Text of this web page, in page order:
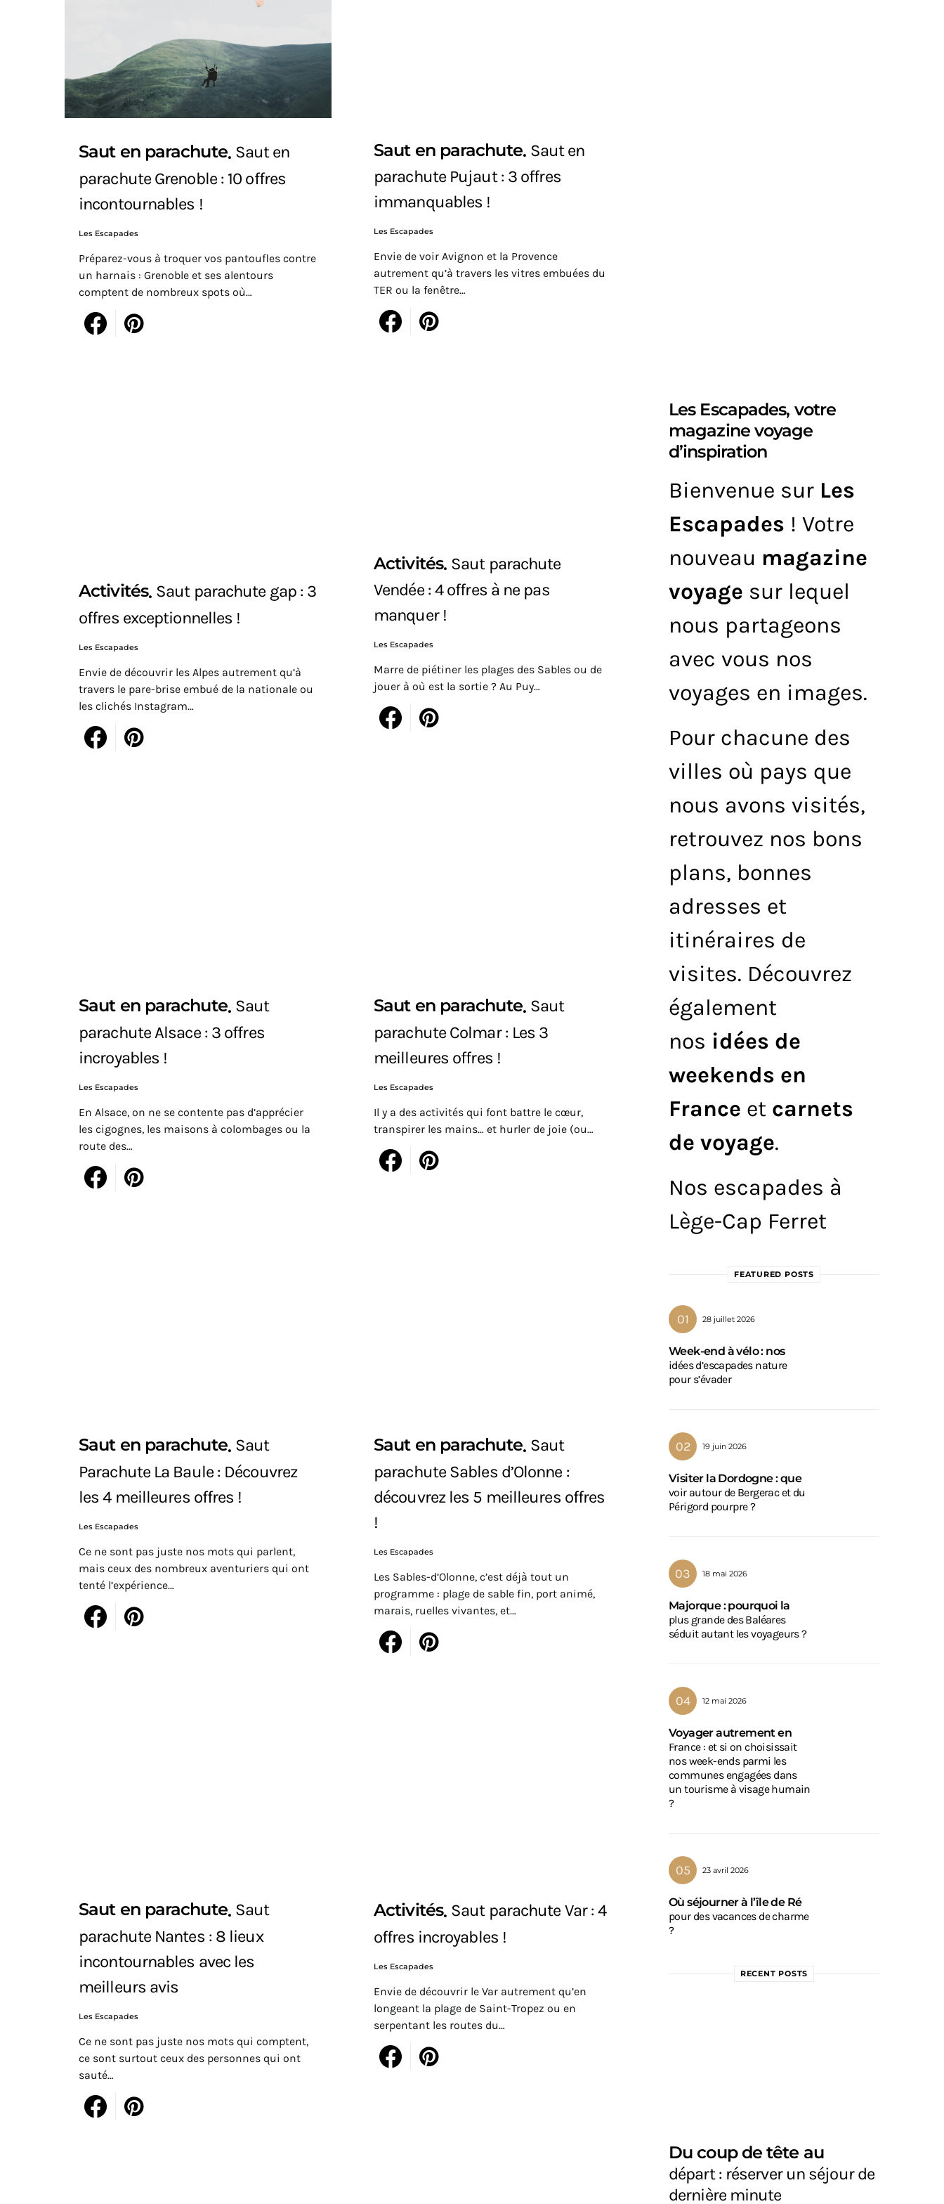
Saut en parachute Saut en
parachute Grenoble : 10 offres
incontournables !
Les Escapades
Préparez-vous à troquer vos pantoufles contre
un harnais : Grenoble et ses alentours
comptent de nombreux spots où…
Saut en parachute Saut en
parachute Pujaut : 3 offres
immanquables !
Les Escapades
Envie de voir Avignon et la Provence
autrement qu’à travers les vitres embuées du
TER ou la fenêtre…
Activités Saut parachute gap : 3
offres exceptionnelles !
Les Escapades
Envie de découvrir les Alpes autrement qu’à
travers le pare-brise embué de la nationale ou
les clichés Instagram…
Activités Saut parachute
Vendée : 4 offres à ne pas
manquer !
Les Escapades
Marre de piétiner les plages des Sables ou de
jouer à où est la sortie ? Au Puy…
Saut en parachute Saut
parachute Alsace : 3 offres
incroyables !
Les Escapades
En Alsace, on ne se contente pas d’apprécier
les cigognes, les maisons à colombages ou la
route des…
Saut en parachute Saut
parachute Colmar : Les 3
meilleures offres !
Les Escapades
Il y a des activités qui font battre le cœur,
transpirer les mains… et hurler de joie (ou…
Saut en parachute Saut
Parachute La Baule : Découvrez
les 4 meilleures offres !
Les Escapades
Ce ne sont pas juste nos mots qui parlent,
mais ceux des nombreux aventuriers qui ont
tenté l’expérience…
Saut en parachute Saut
parachute Sables d’Olonne :
découvrez les 5 meilleures offres
!
Les Escapades
Les Sables-d’Olonne, c’est déjà tout un
programme : plage de sable fin, port animé,
marais, ruelles vivantes, et…
Saut en parachute Saut
parachute Nantes : 8 lieux
incontournables avec les
meilleurs avis
Les Escapades
Ce ne sont pas juste nos mots qui comptent,
ce sont surtout ceux des personnes qui ont
sauté…
Activités Saut parachute Var : 4
offres incroyables !
Les Escapades
Envie de découvrir le Var autrement qu’en
longeant la plage de Saint-Tropez ou en
serpentant les routes du…
Les Escapades, votre
magazine voyage
d’inspiration
Bienvenue sur Les
Escapades ! Votre
nouveau magazine
voyage sur lequel
nous partageons
avec vous nos
voyages en images.
Pour chacune des
villes où pays que
nous avons visités,
retrouvez nos bons
plans, bonnes
adresses et
itinéraires de
visites. Découvrez
également
nos idées de
weekends en
France et carnets
de voyage.
Nos escapades à
Lège-Cap Ferret
FEATURED POSTS
28 juillet 2026
Week-end à vélo : nos
idées d’escapades nature
pour s’évader
19 juin 2026
Visiter la Dordogne : que
voir autour de Bergerac et du
Périgord pourpre ?
18 mai 2026
Majorque : pourquoi la
plus grande des Baléares
séduit autant les voyageurs ?
12 mai 2026
Voyager autrement en
France : et si on choisissait
nos week-ends parmi les
communes engagées dans
un tourisme à visage humain
?
23 avril 2026
Où séjourner à l’île de Ré
pour des vacances de charme
?
RECENT POSTS
Du coup de tête au
départ : réserver un séjour de
dernière minute